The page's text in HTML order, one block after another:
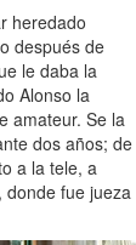
heredado
después de
le daba la
Alonso la
amateur. Se la
dos años; de
a la tele, a
donde fue jueza